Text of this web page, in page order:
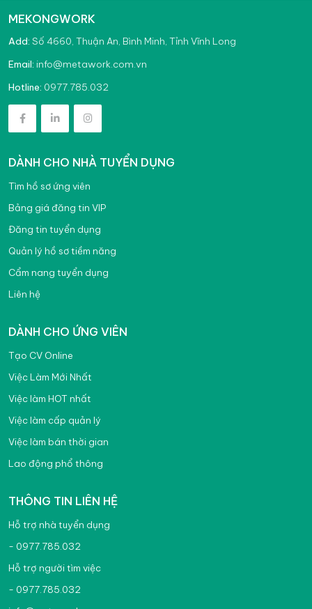
MEKONGWORK
Add: Số 4660, Thuận An, Bình Minh, Tỉnh Vĩnh Long
Email: info@metawork.com.vn
Hotline: 0977.785.032
DÀNH CHO NHÀ TUYỂN DỤNG
Tìm hồ sơ ứng viên
Bảng giá đăng tin VIP
Đăng tin tuyển dụng
Quản lý hồ sơ tiềm năng
Cẩm nang tuyển dụng
Liên hệ
DÀNH CHO ỨNG VIÊN
Tạo CV Online
Việc Làm Mới Nhất
Việc làm HOT nhất
Việc làm cấp quản lý
Việc làm bán thời gian
Lao động phổ thông
THÔNG TIN LIÊN HỆ
Hỗ trợ nhà tuyển dụng
- 0977.785.032
Hỗ trợ người tìm việc
- 0977.785.032